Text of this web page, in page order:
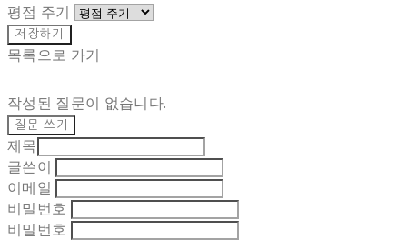
평점 주기
저장하기
목록으로 가기
작성된 질문이 없습니다.
질문 쓰기
제목
글쓴이
이메일
비밀번호
비밀번호